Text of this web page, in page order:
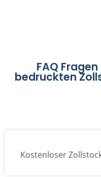
FAQ
bedruckten
Kostenloser